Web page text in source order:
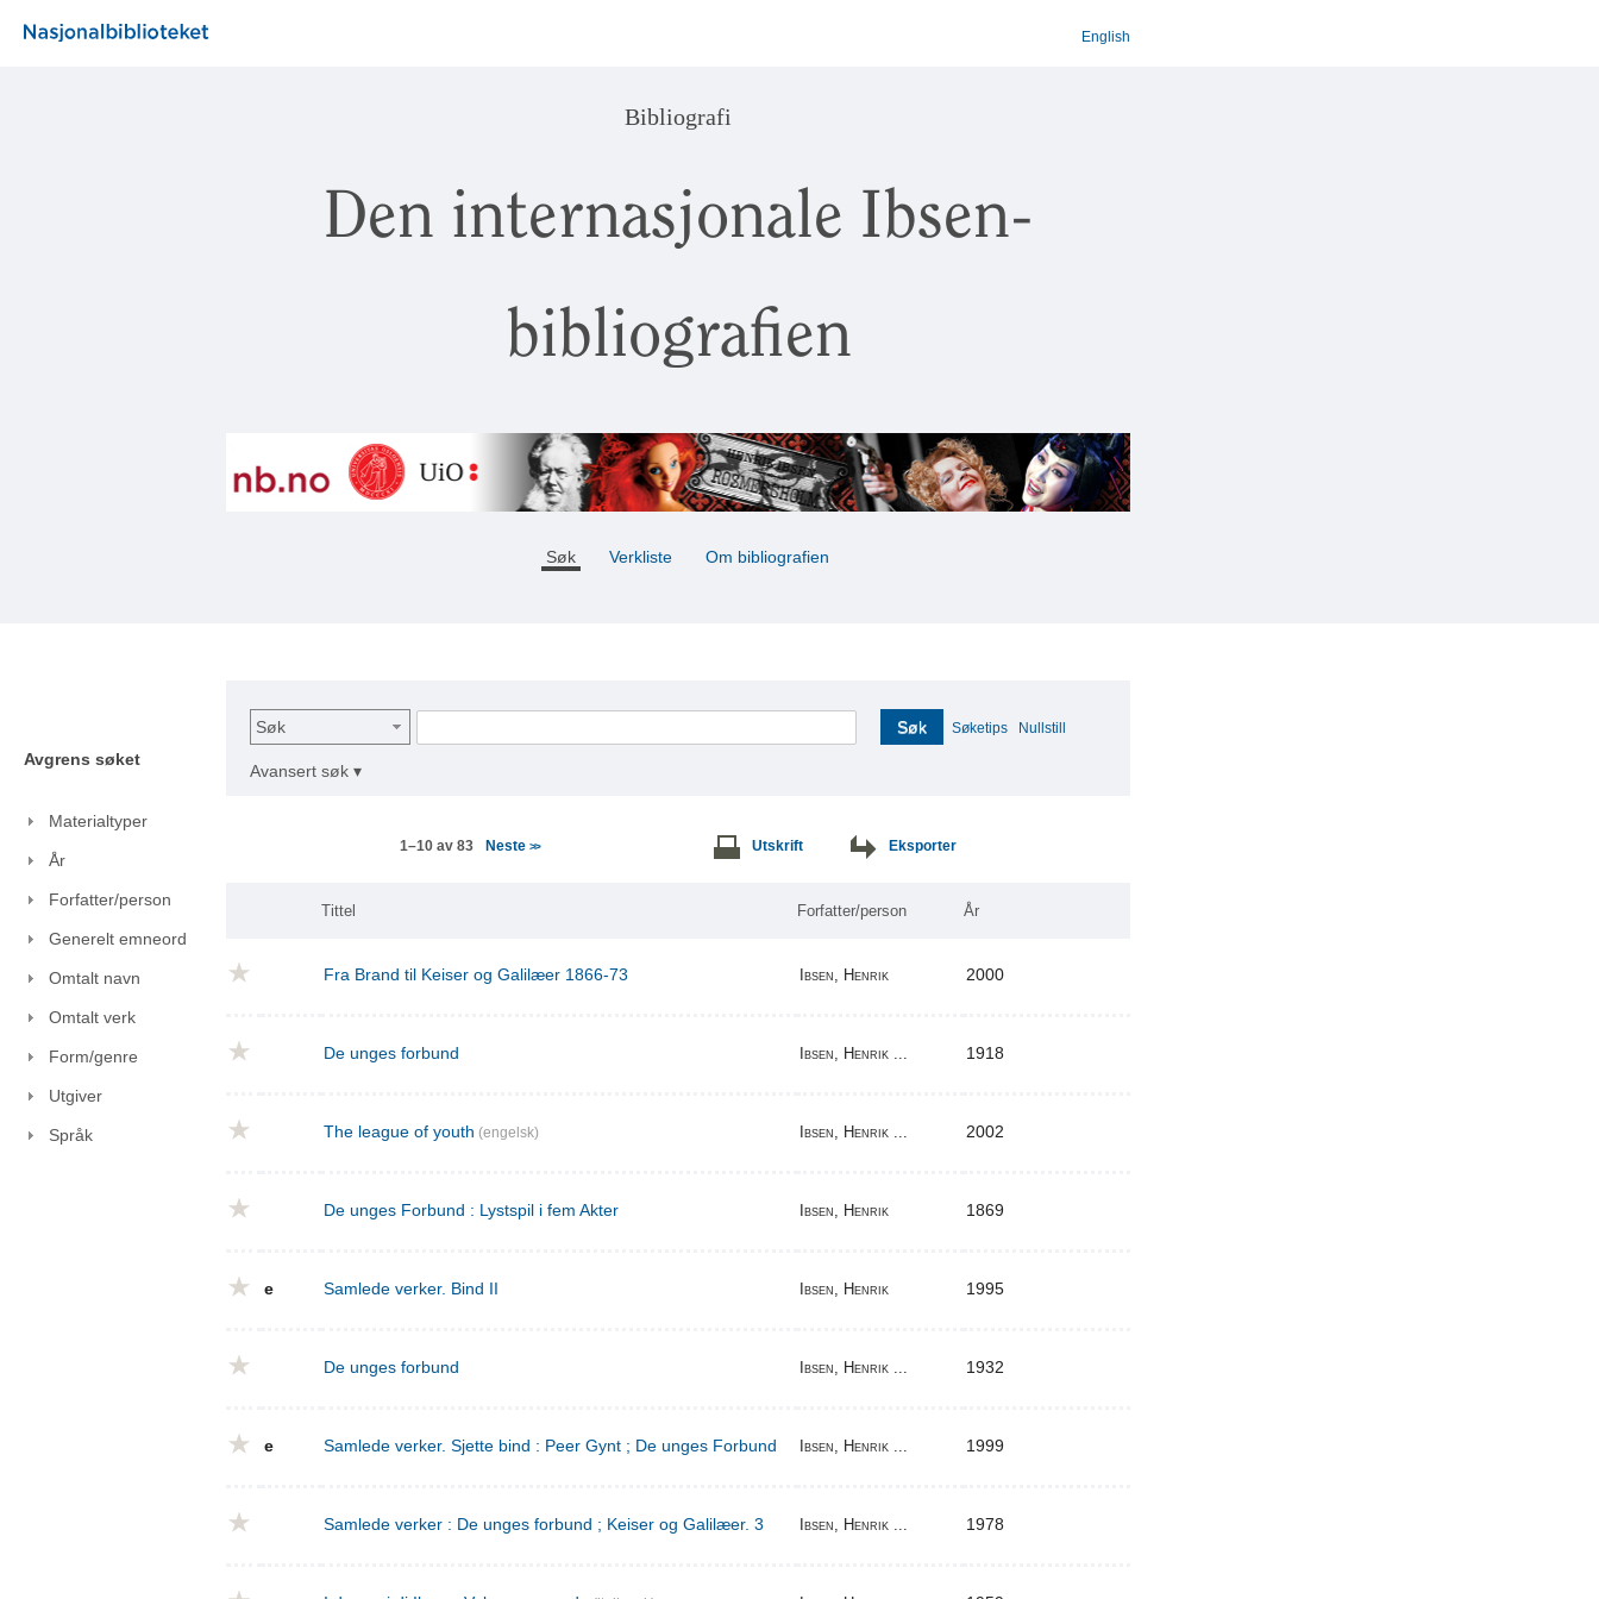
English
Bibliografi
Den internasjonale Ibsen-
bibliografien
Søk Verkliste Om bibliografien
Avgrens søket
Materialtyper
År
Forfatter/person
Generelt emneord
Omtalt navn
Omtalt verk
Form/genre
Utgiver
Språk
Søk Søk Søketips Nullstill
Avansert søk ▾
1–10 av 83 Neste>> Utskrift Eksporter
Tittel Forfatter/person År
Fra Brand til Keiser og Galilæer 1866-73 Ibsen, Henrik 2000
De unges forbund Ibsen, Henrik ... 1918
The league of youth (engelsk) Ibsen, Henrik ... 2002
De unges Forbund : Lystspil i fem Akter Ibsen, Henrik 1869
e Samlede verker. Bind II Ibsen, Henrik 1995
De unges forbund Ibsen, Henrik ... 1932
e Samlede verker. Sjette bind : Peer Gynt ; De unges Forbund Ibsen, Henrik ... 1999
Samlede verker : De unges forbund ; Keiser og Galilæer. 3 Ibsen, Henrik ... 1978